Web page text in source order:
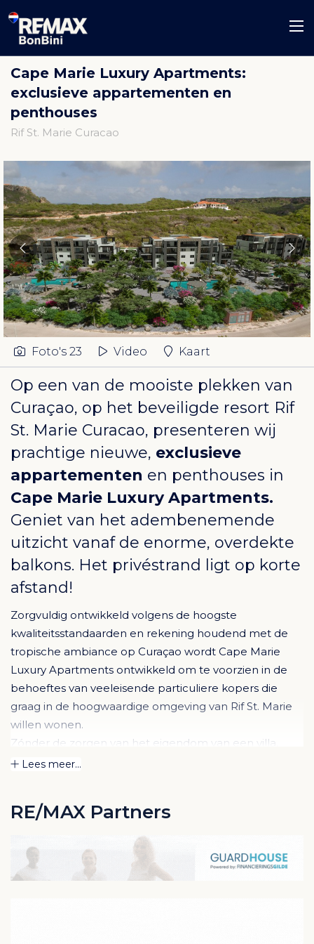
Cape Marie Luxury Apartments:
exclusieve appartementen en
penthouses
Rif St. Marie Curacao
Foto's 23 Video Kaart
Op een van de mooiste plekken van
Curaçao, op het beveiligde resort Rif
St. Marie Curacao, presenteren wij
prachtige nieuwe, exclusieve
appartementen en penthouses in
Cape Marie Luxury Apartments.
Geniet van het adembenemende
uitzicht vanaf de enorme, overdekte
balkons. Het privéstrand ligt op korte
afstand!
Zorgvuldig ontwikkeld volgens de hoogste
kwaliteitsstandaarden en rekening houdend met de
tropische ambiance op Curaçao wordt Cape Marie
Luxury Apartments ontwikkeld om te voorzien in de
behoeftes van veeleisende particuliere kopers die
graag in de hoogwaardige omgeving van Rif St. Marie
willen wonen.
Zónder de zorgen van het eigendom van een villa,
maar mét het comfort van een exclusieve
comfortabele services voor eigenaren.
Cape Marie Luxury Apartments is momenteel in
aanbouw en gebouw A is al opgeleverd en is bijna
Lees meer...
RE/MAX Partners